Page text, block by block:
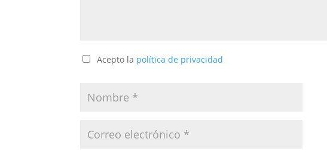
Acepto la política de privacidad